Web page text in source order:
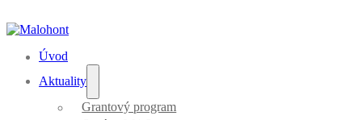
Úvod
Aktuality
Grantový program